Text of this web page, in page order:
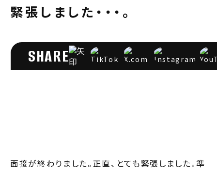
緊張しました・・・。
SHARE
面接が終わりました。正直、とても緊張しました。準